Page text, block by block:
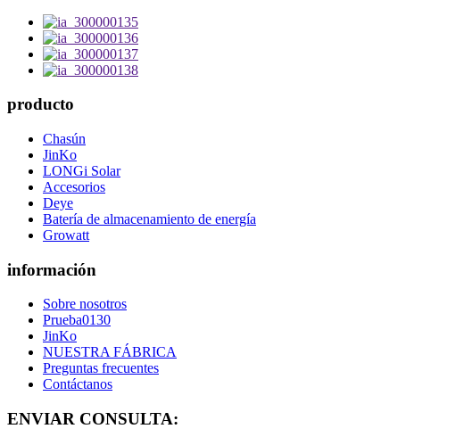
producto
Chasún
JinKo
LONGi Solar
Accesorios
Deye
Batería de almacenamiento de energía
Growatt
información
Sobre nosotros
Prueba0130
JinKo
NUESTRA FÁBRICA
Preguntas frecuentes
Contáctanos
ENVIAR CONSULTA: